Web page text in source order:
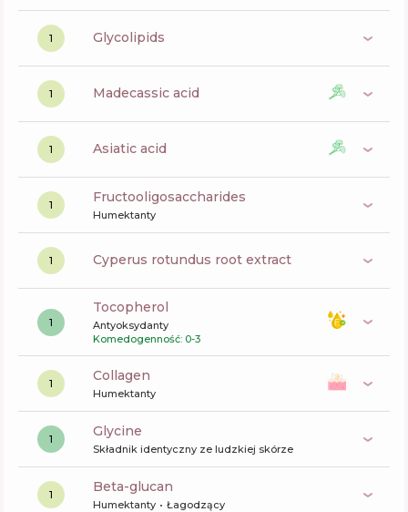
1 glycolipids
1 madecassic acid
1 asiatic acid
1 fructooligosaccharides
Humektanty
1 cyperus rotundus root extract
1
tocopherol
Antyoksydanty
Komedogenność: 0-3
1 collagen
Humektanty
1 glycine
Składnik identyczny ze ludzkiej skórze
1 beta-glucan
Humektanty Łagodzący